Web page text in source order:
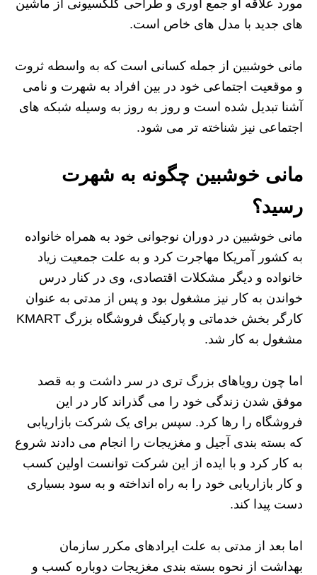
مورد علاقه او جمع آوری و طراحی کلکسیونی از ماشین
های جدید با مدل های خاص است.
مانی خوشبین از جمله کسانی است که به واسطه ثروت
و موقعیت اجتماعی خود در بین افراد به شهرت و نامی
آشنا تبدیل شده است و روز به روز به وسیله شبکه های
اجتماعی نیز شناخته تر می شود.
مانی خوشبین چگونه به شهرت
رسید؟
مانی خوشبین در دوران نوجوانی خود به همراه خانواده
به کشور آمریکا مهاجرت کرد و به علت جمعیت زیاد
خانواده و دیگر مشکلات اقتصادی، وی در کنار درس
خواندن به کار نیز مشغول بود و پس از مدتی به عنوان
کارگر بخش خدماتی و پارکینگ فروشگاه بزرگ KMART
مشغول به کار شد.
اما چون رویاهای بزرگ تری در سر داشت و به قصد
موفق شدن زندگی خود را می گذراند کار در این
فروشگاه را رها کرد. سپس برای یک شرکت بازاریابی
که بسته بندی آجیل و مغزیجات را انجام می دادند شروع
به کار کرد و با ایده از این شرکت توانست اولین کسب
و کار بازاریابی خود را به راه انداخته و به سود بسیاری
دست پیدا کند.
اما بعد از مدتی به علت ایرادهای مکرر سازمان
بهداشت از نحوه بسته بندی مغزیجات دوباره کسب و